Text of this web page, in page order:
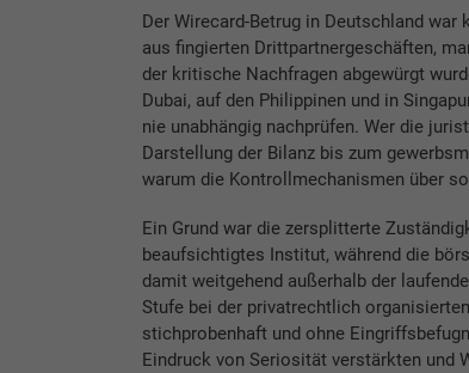
Der Wirecard-Betrug in Deutschland
aus fingierten Drittpartnergeschäften,
der kritische Nachfragen abgewürgt
Dubai, auf den Philippinen und in
nie unabhängig nachprüfen. Wer die
Darstellung der Bilanz bis zum
warum die Kontrollmechanismen über
Ein Grund war die zersplitterte
beaufsichtigtes Institut, während die
damit weitgehend außerhalb der
Stufe bei der privatrechtlich
stichprobenhaft und ohne
Eindruck von Seriosität verstärkten und